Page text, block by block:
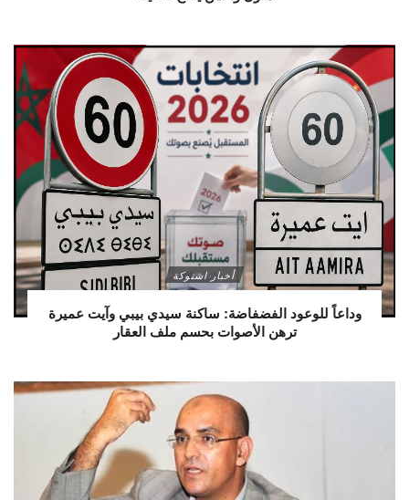
أخبار اشتوكة
وداعاً للوعود الفضفاضة: ساكنة سيدي بيبي وآيت عميرة
ترهن الأصوات بحسم ملف العقار